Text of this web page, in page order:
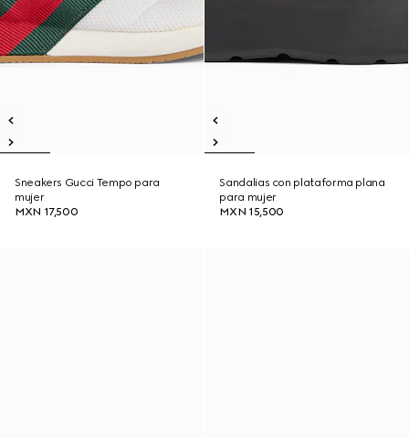
Sneakers Gucci Tempo para
mujer
MXN 17,500
Sandalias con plataforma plana
para mujer
MXN 15,500